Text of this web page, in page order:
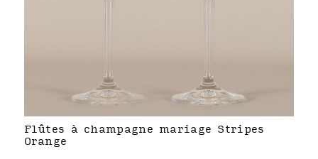
Flûtes à champagne mariage Stripes
Orange